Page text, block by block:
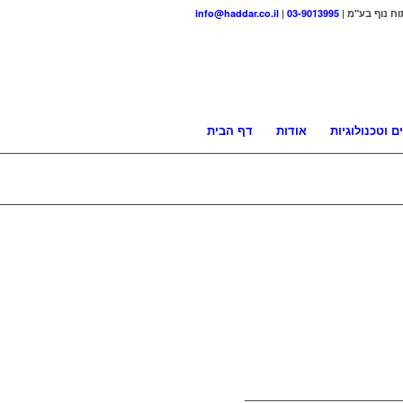
נוף בע"מ | 03-9013995
|
info@haddar.co.il
דף הבית אודות וטכנולוגיות